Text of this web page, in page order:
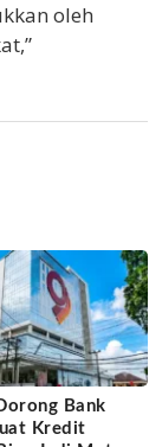
oleh
Bank
Kredit